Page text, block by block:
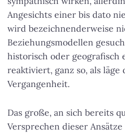
Angesichts einer bis dato
wird bezeichnenderweise
Beziehungsmodellen
historisch oder geografisch
reaktiviert, ganz so, als läge
Vergangenheit.
Das große, an sich bereits
Versprechen dieser